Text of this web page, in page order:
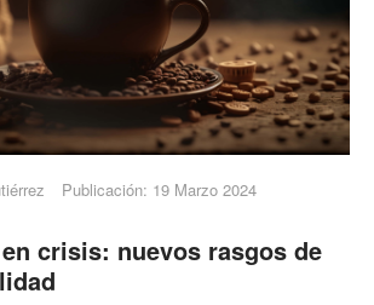
Publicación: 19 Marzo 2024
crisis: nuevos rasgos de